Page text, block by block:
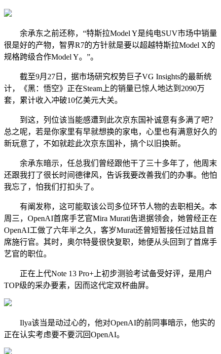
余承东之前还称，“特斯拉Model Y是纯电SUV市场中销量
很是好的产物，智界R7的方针就是要以超越特斯拉Model X的
规格跨级合作Model Y。”。
截至9月27日，据市场研究权势巨子VG Insights的最新统
计，《黑：悟空》正在Steam上的销量已惊人地达到2090万
套，累计收入冲破10亿美元大关。
到这，列位该当能感遭到此次京东国补诚意有多满了吧？
总之呢，若是你家里有早就想换的家电，心里也有满意好久的
新玩意了，不如就趁此次京东国补，搞个以旧换新。
余承东暗示，任总我们曾经跟他干了三十多年了，他周末
还跟我打了很长时间德律风，告诉我要改善我们的办事。他怕
我忘了，怕我们打扣头了。
有阐发称，这可能取该公司多位环节人物的去职相关。本
周三，OpenAI首席手艺官Mira Murati告退据领会，她曾经正在
OpenAI工做了六年半之久，客岁Murat还曾短暂接任过姑且首
席施行官。其时，奥尔特曼很快复职，她便从头回到了首席手
艺官的职位。
正在上代Note 13 Pro+上初步测验考试备受好评，是用户
TOP级的采办要素，因而这代定双杯曲屏。
Ilya该当是动过心的，他对OpenAI的前同事暗示，他实的
正在认实考虑要不要沉回OpenAI。